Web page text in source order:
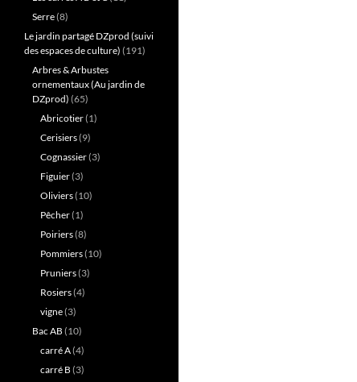
Serre(8)
Le jardin partagé DZprod (suivi
des espaces de culture) (191)
Arbres & Arbustes
ornementaux (Au jardin de
DZprod) (65)
Abricotier(1)
Cerisiers(9)
Cognassier(3)
Figuier(3)
Oliviers(10)
Pêcher(1)
Poiriers(8)
Pommiers(10)
Pruniers(3)
Rosiers(4)
vigne(3)
Bac AB (10)
carré A(4)
carré B (3)